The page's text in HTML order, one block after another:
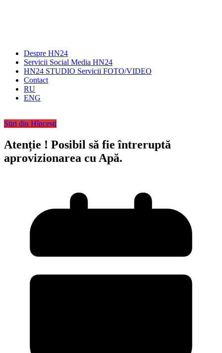
Despre HN24
Servicii Social Media HN24
HN24 STUDIO Servicii FOTO/VIDEO
Contact
RU
ENG
Știri din Hîncești
Atenție ! Posibil să fie întreruptă
aprovizionarea cu Apă.